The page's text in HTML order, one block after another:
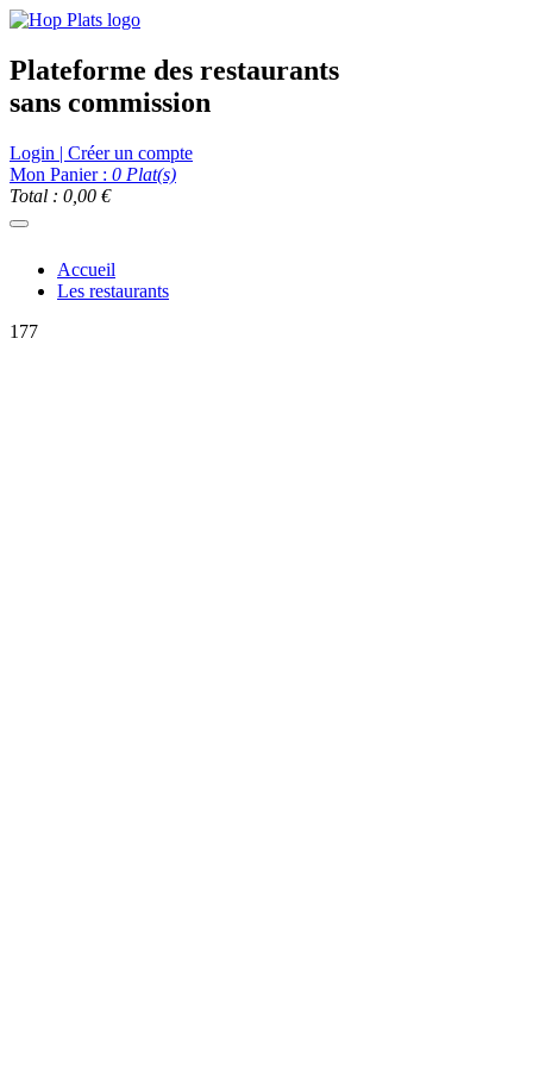
Plateforme des restaurants
sans commission
Login | Créer un compte
Mon Panier : 0 Plat(s)
Total : 0,00 €
Accueil
Les restaurants
177